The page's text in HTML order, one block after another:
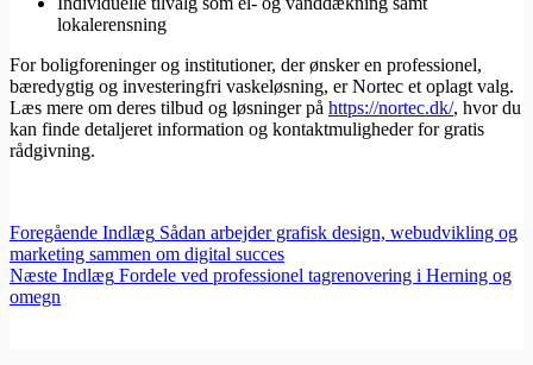
lokalerensning
For boligforeninger og institutioner, der ønsker en professionel,
bæredygtig og investeringfri vaskeløsning, er Nortec et oplagt valg.
Læs mere om deres tilbud og løsninger på https://nortec.dk/, hvor du
kan finde detaljeret information og kontaktmuligheder for gratis
rådgivning.
Foregående Indlæg Sådan arbejder grafisk design, webudvikling og
marketing sammen om digital succes
Næste Indlæg Fordele ved professionel tagrenovering i Herning og
omegn